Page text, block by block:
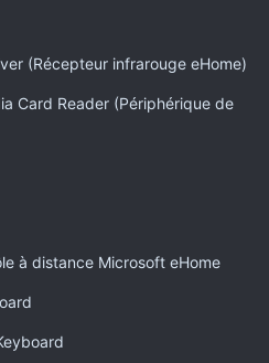
(Récepteur infrarouge eHome)
Card Reader (Périphérique de
à distance Microsoft eHome